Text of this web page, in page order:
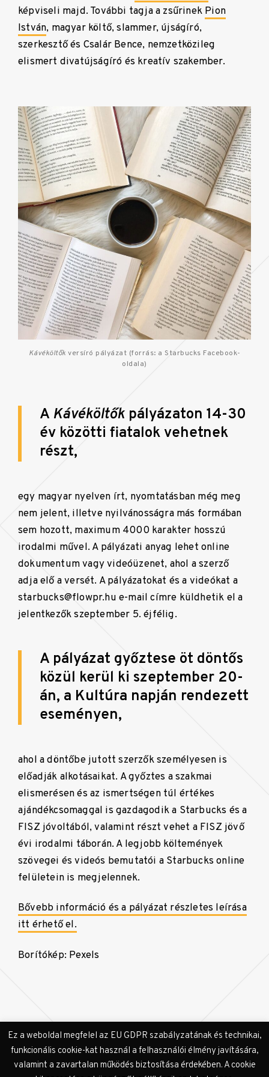
képviseli majd. További tagja a zsűrinek Pion
István, magyar költő, slammer, újságíró,
szerkesztő és Csalár Bence, nemzetközileg
elismert divatújságíró és kreatív szakember.
Kávéköltők versíró pályázat (forrás: a Starbucks Facebook-
oldala)
A Kávéköltők pályázaton 14-30
év közötti fiatalok vehetnek
részt,
egy magyar nyelven írt, nyomtatásban még meg
nem jelent, illetve nyilvánosságra más formában
sem hozott, maximum 4000 karakter hosszú
irodalmi művel. A pályázati anyag lehet online
dokumentum vagy videóüzenet, ahol a szerző
adja elő a versét. A pályázatokat és a videókat a
starbucks@flowpr.hu e-mail címre küldhetik el a
jelentkezők szeptember 5. éjfélig.
A pályázat győztese öt döntős
közül kerül ki szeptember 20-
án, a Kultúra napján rendezett
eseményen,
ahol a döntőbe jutott szerzők személyesen is
előadják alkotásaikat. A győztes a szakmai
elismerésen és az ismertségen túl értékes
ajándékcsomaggal is gazdagodik a Starbucks és a
FISZ jóvoltából, valamint részt vehet a FISZ jövő
évi irodalmi táborán. A legjobb költemények
szövegei és videós bemutatói a Starbucks online
felületein is megjelennek.
Bővebb információ és a pályázat részletes leírása
itt érhető el.
Borítókép: Pexels
Ez a weboldal megfelel az EU GDPR szabályzatának és technikai,
funkcionális cookie-kat használ a felhasználói élmény javítására,
valamint a zavartalan működés biztosítása érdekében. A cookie